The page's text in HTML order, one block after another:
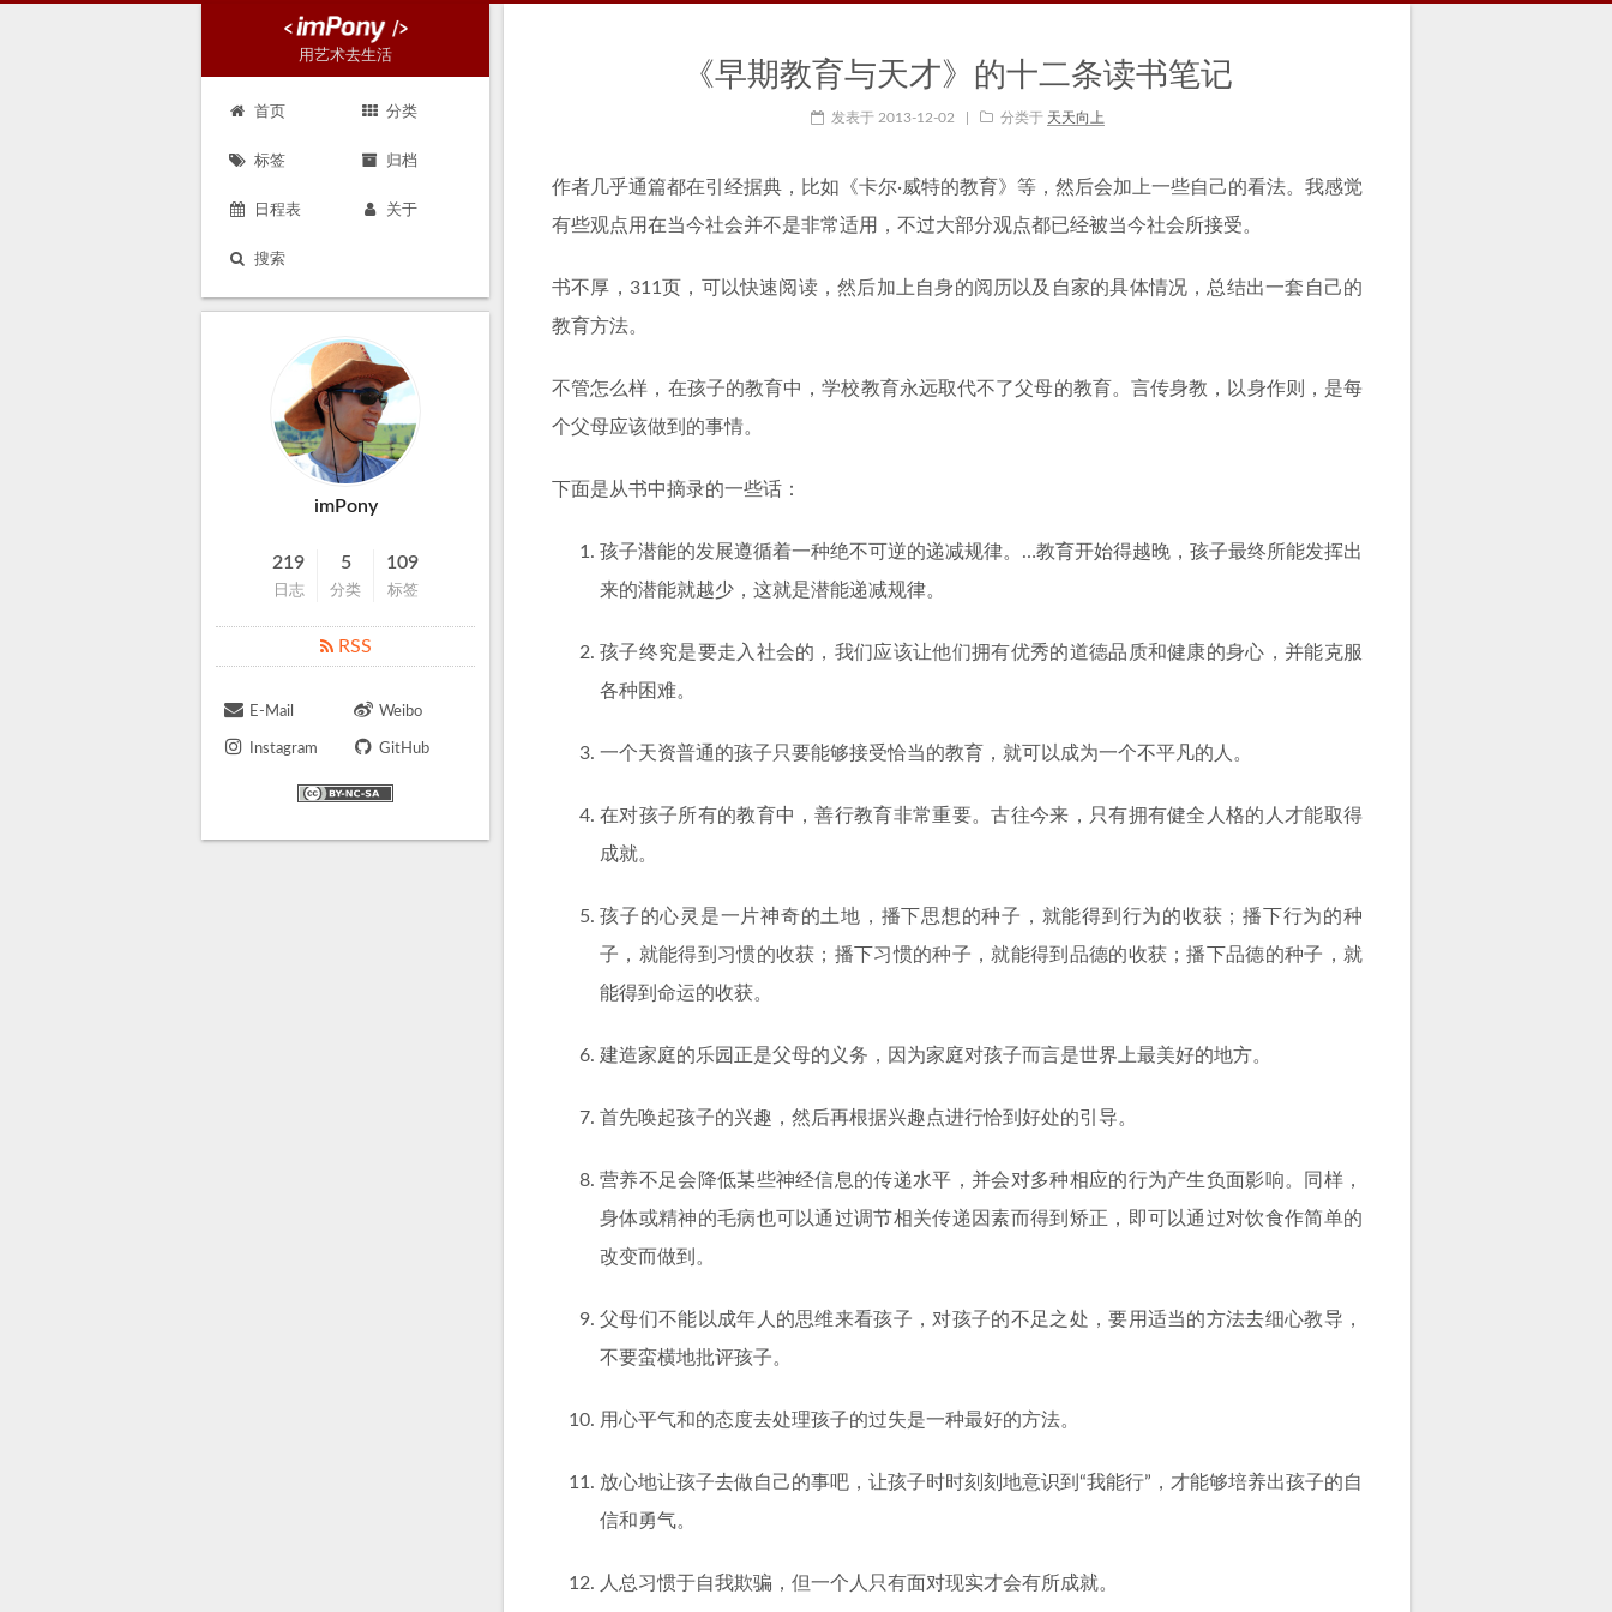
用艺术去生活
首页 分类
标签 归档
日程表 关于
搜索
《早期教育与天才》的十二条读书笔记
发表于 2013-12-02 分类于 天天向上
作者几乎通篇都在引经据典，比如《卡尔·威特的教育》等，然后会加上一些自己的看法。我感觉
有些观点用在当今社会并不是非常适用，不过大部分观点都已经被当今社会所接受。
书不厚，311页，可以快速阅读，然后加上自身的阅历以及自家的具体情况，总结出一套自己的
教育方法。
不管怎么样，在孩子的教育中，学校教育永远取代不了父母的教育。言传身教，以身作则，是每
个父母应该做到的事情。
下面是从书中摘录的一些话：
孩子潜能的发展遵循着一种绝不可逆的递减规律。…教育开始得越晚，孩子最终所能发挥出
来的潜能就越少，这就是潜能递减规律。
孩子终究是要走入社会的，我们应该让他们拥有优秀的道德品质和健康的身心，并能克服
各种困难。
一个天资普通的孩子只要能够接受恰当的教育，就可以成为一个不平凡的人。
在对孩子所有的教育中，善行教育非常重要。古往今来，只有拥有健全人格的人才能取得
成就。
孩子的心灵是一片神奇的土地，播下思想的种子，就能得到行为的收获；播下行为的种
子，就能得到习惯的收获；播下习惯的种子，就能得到品德的收获；播下品德的种子，就
能得到命运的收获。
建造家庭的乐园正是父母的义务，因为家庭对孩子而言是世界上最美好的地方。
首先唤起孩子的兴趣，然后再根据兴趣点进行恰到好处的引导。
营养不足会降低某些神经信息的传递水平，并会对多种相应的行为产生负面影响。同样，
身体或精神的毛病也可以通过调节相关传递因素而得到矫正，即可以通过对饮食作简单的
改变而做到。
父母们不能以成年人的思维来看孩子，对孩子的不足之处，要用适当的方法去细心教导，
不要蛮横地批评孩子。
用心平气和的态度去处理孩子的过失是一种最好的方法。
放心地让孩子去做自己的事吧，让孩子时时刻刻地意识到“我能行”，才能够培养出孩子的自
信和勇气。
人总习惯于自我欺骗，但一个人只有面对现实才会有所成就。
imPony
219
日志
5
分类
109
标签
RSS
E-Mail Weibo
Instagram GitHub